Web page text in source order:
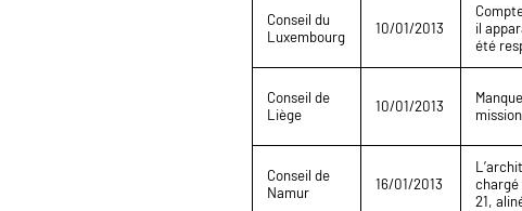
Conseil du
Luxembourg
10/01/2013
il
été
Conseil de
Liège
10/01/2013
Conseil de
Namur
16/01/2013
chargé
21,